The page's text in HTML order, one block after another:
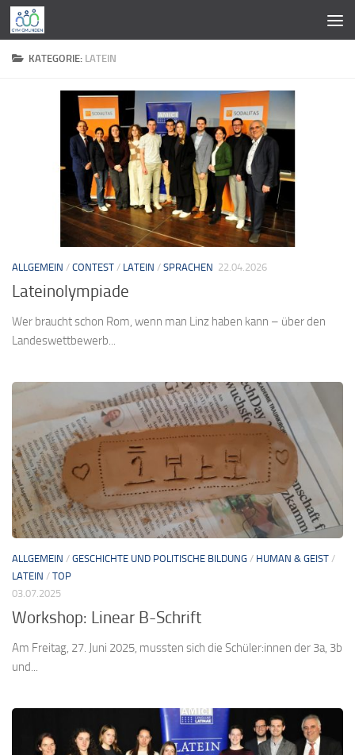
Zum Inhalt springen
KATEGORIE: LATEIN
ALLGEMEIN / CONTEST / LATEIN / SPRACHEN 22.04.2026
Lateinolympiade
Wer braucht schon Rom, wenn man Linz haben kann – über den
Landeswettbewerb...
ALLGEMEIN / GESCHICHTE UND POLITISCHE BILDUNG / HUMAN & GEIST /
LATEIN / TOP
03.07.2025
Workshop: Linear B-Schrift
Am Freitag, 27. Juni 2025, mussten sich die Schüler:innen der 3a, 3b
und...